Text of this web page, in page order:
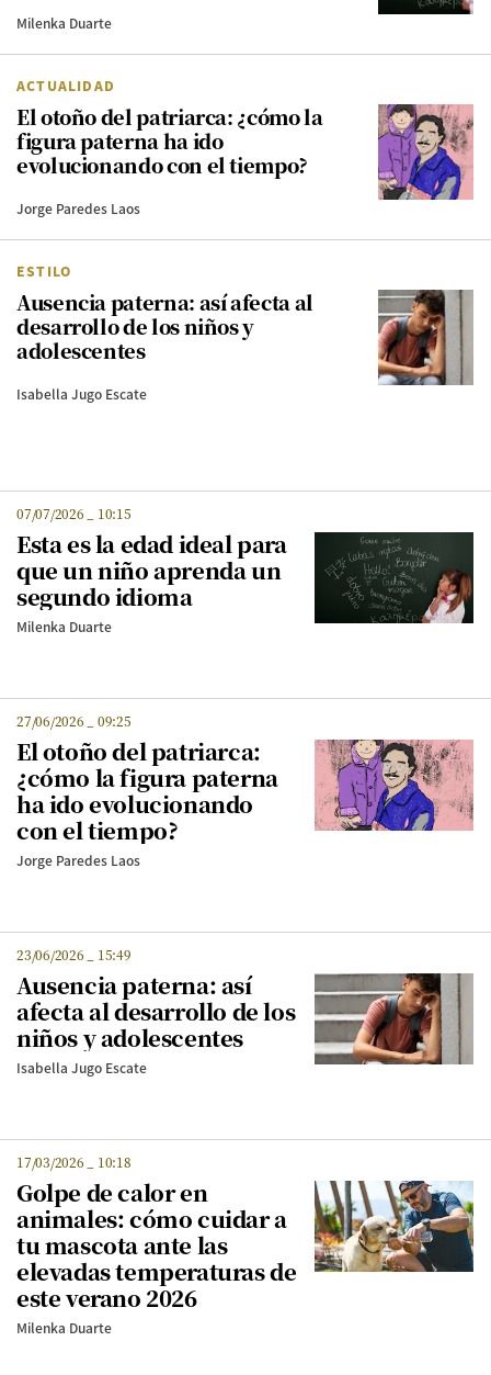
Milenka Duarte
ACTUALIDAD
El otoño del patriarca: ¿cómo la
figura paterna ha ido
evolucionando con el tiempo?
Jorge Paredes Laos
ESTILO
Ausencia paterna: así afecta al
desarrollo de los niños y
adolescentes
Isabella Jugo Escate
07/07/2026 10:15
Esta es la edad ideal para
que un niño aprenda un
segundo idioma
Milenka Duarte
27/06/2026 09:25
El otoño del patriarca:
¿cómo la figura paterna
ha ido evolucionando
con el tiempo?
Jorge Paredes Laos
23/06/2026 15:49
Ausencia paterna: así
afecta al desarrollo de los
niños y adolescentes
Isabella Jugo Escate
17/03/2026 10:18
Golpe de calor en
animales: cómo cuidar a
tu mascota ante las
elevadas temperaturas de
este verano 2026
Milenka Duarte